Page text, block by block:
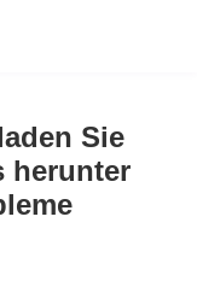
Sie
herunter